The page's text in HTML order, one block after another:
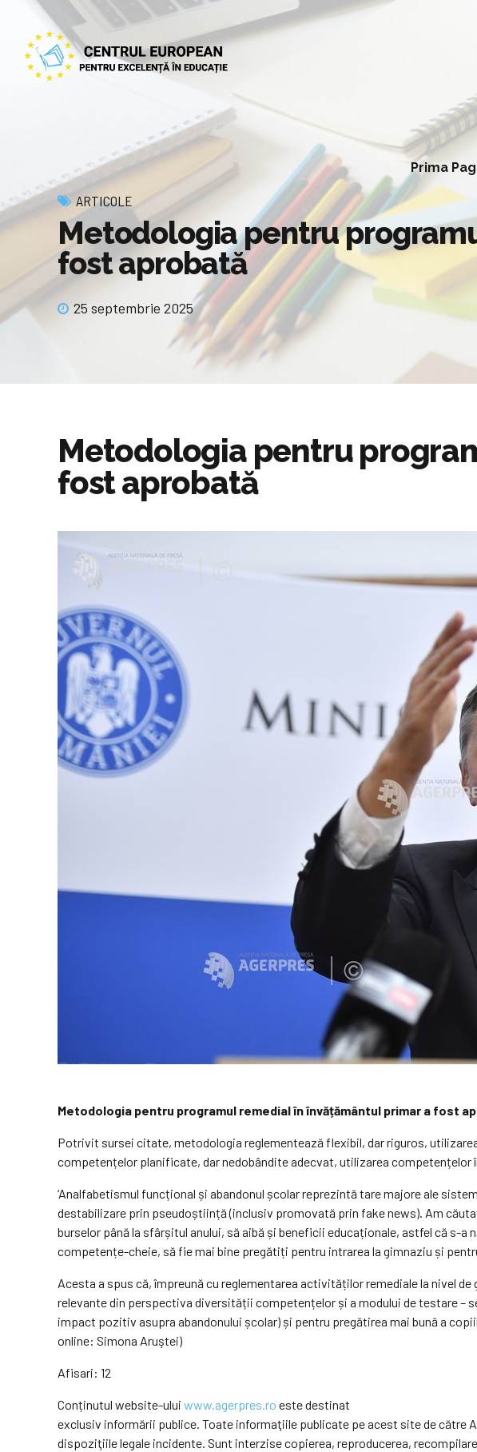
Prima
ARTICOLE
Metodologia pentru
fost aprobată
25 septembrie 2025
Metodologia pentru
fost aprobată
Metodologia pentru programul remedial în învățământul primar a fost
Potrivit sursei citate, metodologia reglementează flexibil, dar riguros,
competențelor planificate, dar nedobândite adecvat, utilizarea
‘Analfabetismul funcțional și abandonul școlar reprezintă tare majore ale
destabilizare prin pseudoștiință (inclusiv promovată prin fake news). Am
burselor până la sfârșitul anului, să aibă și beneficii educaționale, astfel că s-
competențe-cheie, să fie mai bine pregătiți pentru intrarea la gimnaziu și
Acesta a spus că, împreună cu reglementarea activităților remediale la nivel
relevante din perspectiva diversității competențelor și a modului de testare
impact pozitiv asupra abandonului școlar) și pentru pregătirea mai bună a
online: Simona Aruştei)
Afisari: 12
Conținutul website-ului www.agerpres.ro este destinat
exclusiv informării publice. Toate informaţiile publicate pe acest site de către
dispoziţiile legale incidente. Sunt interzise copierea, reproducerea,